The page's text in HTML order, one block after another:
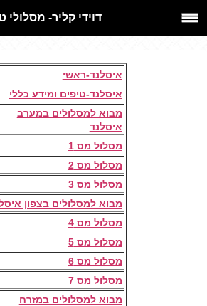
דוידי קליר- מסלולי
איסלנד-ראשי
איסלנד-טיפים ומידע כללי
מבוא למסלולים במערב
איסלנד
מסלול מס 1
מסלול מס 2
מסלול מס 3
מבוא למסלולים בצפון
מסלול מס 4
מסלול מס 5
מסלול מס 6
מסלול מס 7
מבוא למסלולים במזרח